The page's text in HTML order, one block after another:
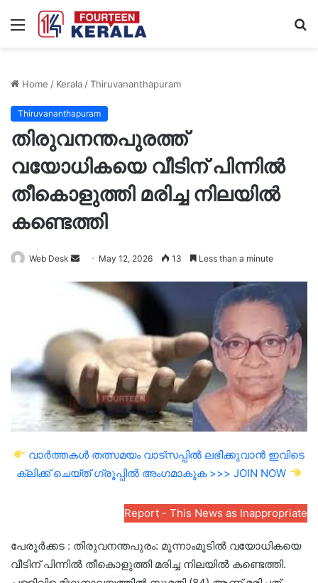
Menu
Home / Kerala/Thiruvananthapuram
Thiruvananthapuram
തിരുവനന്തപുരത്ത്
വയോധികയെ വീടിന് പിന്നിൽ
തീകൊളുത്തി മരിച്ച നിലയിൽ
കണ്ടെത്തി
Web Desk
Send
email
May 12, 2026 13 Less than a minute
വാർത്തകൾ തത്സമയം വാട്സപ്പിൽ ലഭിക്കുവാൻ ഇവിടെ
ക്ലിക്ക് ചെയ്ത് ഗ്രൂപ്പിൽ അംഗമാകുക >>> JOIN NOW
Report - This News as Inappropriate
പേരൂർക്കട : തിരുവനന്തപുരം: മൂന്നാംമൂടിൽ വയോധികയെ
വീടിന് പിന്നിൽ തീകൊളുത്തി മരിച്ച നിലയിൽ കണ്ടെത്തി.